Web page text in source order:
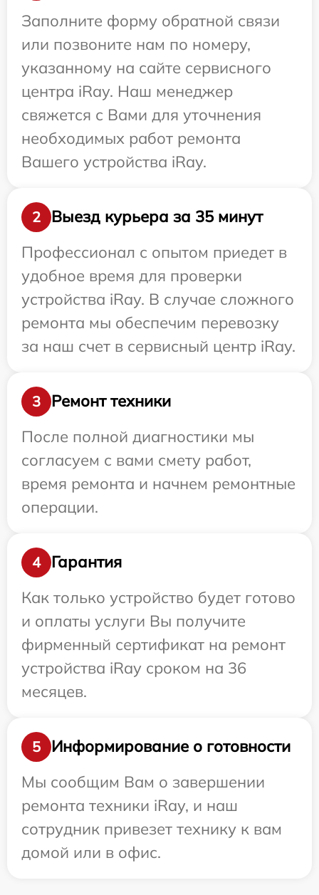
Заполните форму обратной связи
или позвоните нам по номеру,
указанному на сайте сервисного
центра iRay. Наш менеджер
свяжется с Вами для уточнения
необходимых работ ремонта
Вашего устройства iRay.
2
Выезд курьера за 35 минут
Профессионал с опытом приедет в
удобное время для проверки
устройства iRay. В случае сложного
ремонта мы обеспечим перевозку
за наш счет в сервисный центр iRay.
3
Ремонт техники
После полной диагностики мы
согласуем с вами смету работ,
время ремонта и начнем ремонтные
операции.
4
Гарантия
Как только устройство будет готово
и оплаты услуги Вы получите
фирменный сертификат на ремонт
устройства iRay сроком на 36
месяцев.
5
Информирование о готовности
Мы сообщим Вам о завершении
ремонта техники iRay, и наш
сотрудник привезет технику к вам
домой или в офис.